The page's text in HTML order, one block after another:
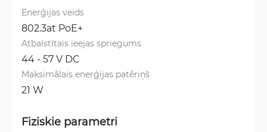
Enerģijas veids
802.3at PoE+
Atbalstītais ieejas spriegums
44 - 57 V DC
Maksimālais enerģijas patēriņš
21 W
Fiziskie parametri